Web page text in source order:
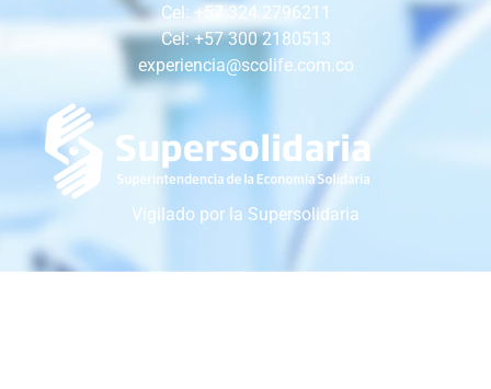
Cel: +57 324 2796211
Cel: +57 300 2180513
experiencia@scolife.com.co
Vigilado por la Supersolidaria